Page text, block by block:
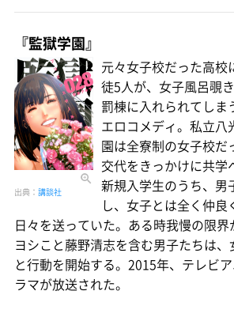
『監獄学園』
出典： 講談社
元々女子校だった高校
徒5人が、女子風呂覗
罰棟に入れられてしま
エロコメディ。私立八
園は全寮制の女子校だ
交代をきっかけに共学
新規入学生のうち、男
し、女子とは全く仲良
日々を送っていた。ある時我慢の限
ヨシこと藤野清志を含む男子たちは、
と行動を開始する。2015年、テレビ
ラマが放送された。